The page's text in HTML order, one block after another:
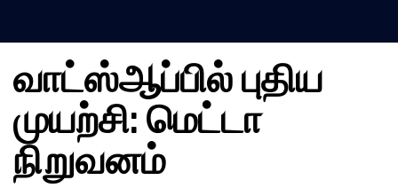
வாட்ஸ்ஆப்பில் புதிய
முயற்சி: மெட்டா
நிறுவனம்